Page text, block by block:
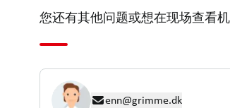
您还有其他问题或想在现场查看
enn@grimme.dk